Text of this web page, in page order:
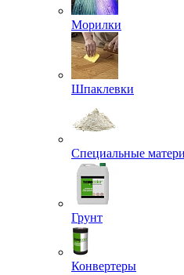
Морилки
Шпаклевки
Специальные
Грунт
Конвертеры